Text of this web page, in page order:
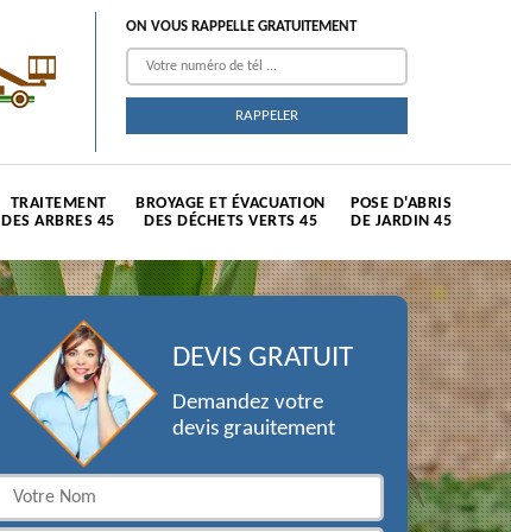
ON VOUS RAPPELLE GRATUITEMENT
TRAITEMENT
DES ARBRES 45
BROYAGE ET ÉVACUATION
DES DÉCHETS VERTS 45
POSE D'ABRIS
DE JARDIN 45
DEVIS GRATUIT
Demandez votre
devis grauitement